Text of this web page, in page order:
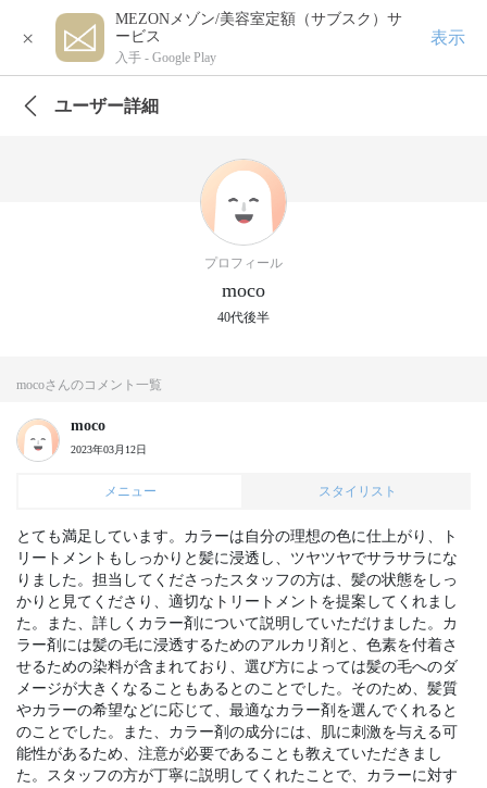
×
MEZONメゾン/美容室定額（サブスク）サ
ービス
入手 - Google Play
表示
ユーザー詳細
プロフィール
moco
40代後半
mocoさんのコメント一覧
moco
2023年03月12日
メニュー スタイリスト
とても満足しています。カラーは自分の理想の色に仕上がり、ト
リートメントもしっかりと髪に浸透し、ツヤツヤでサラサラにな
りました。担当してくださったスタッフの方は、髪の状態をしっ
かりと見てくださり、適切なトリートメントを提案してくれまし
た。また、詳しくカラー剤について説明していただけました。カ
ラー剤には髪の毛に浸透するためのアルカリ剤と、色素を付着さ
せるための染料が含まれており、選び方によっては髪の毛へのダ
メージが大きくなることもあるとのことでした。そのため、髪質
やカラーの希望などに応じて、最適なカラー剤を選んでくれると
のことでした。また、カラー剤の成分には、肌に刺激を与える可
能性があるため、注意が必要であることも教えていただきまし
た。スタッフの方が丁寧に説明してくれたことで、カラーに対す